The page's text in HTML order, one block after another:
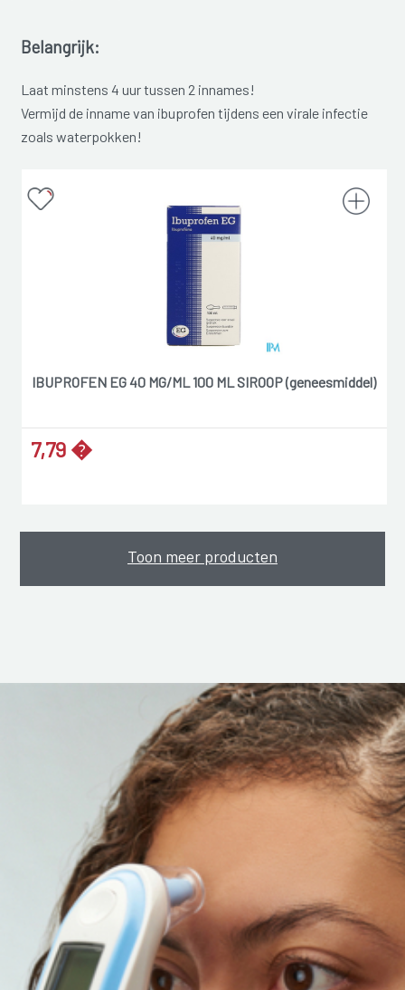
Belangrijk:
Laat minstens 4 uur tussen 2 innames!
Vermijd de inname van ibuprofen tijdens een virale infectie
zoals waterpokken!
IBUPROFEN EG 40 MG/ML 100 ML SIROOP (geneesmiddel)
7,79 �
Toon meer producten